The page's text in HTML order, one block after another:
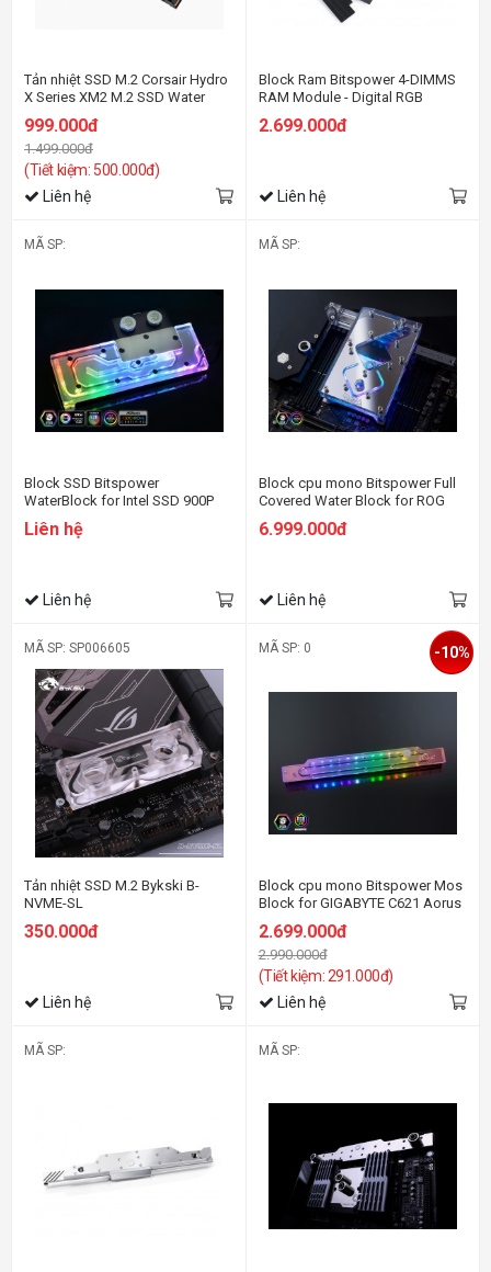
Tản nhiệt SSD M.2 Corsair Hydro
X Series XM2 M.2 SSD Water
Block (2280)
999.000đ
1.499.000đ
(Tiết kiệm: 500.000đ)
Liên hệ
Block Ram Bitspower 4-DIMMS
RAM Module - Digital RGB
2.699.000đ
Liên hệ
MÃ SP:
Block SSD Bitspower
WaterBlock for Intel SSD 900P
Liên hệ
Liên hệ
MÃ SP:
Block cpu mono Bitspower Full
Covered Water Block for ROG
Omega
6.999.000đ
Liên hệ
MÃ SP: SP006605
Tản nhiệt SSD M.2 Bykski B-
NVME-SL
350.000đ
Liên hệ
MÃ SP: 0
Block cpu mono Bitspower Mos
Block for GIGABYTE C621 Aorus
Xtreme
2.699.000đ
2.990.000đ
(Tiết kiệm: 291.000đ)
-10%
Liên hệ
MÃ SP: MÃ SP: